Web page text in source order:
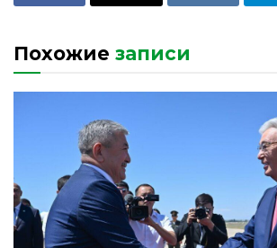
Похожие записи